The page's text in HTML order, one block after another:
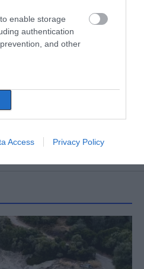
enable storage
authentication
and other
Access Privacy Policy